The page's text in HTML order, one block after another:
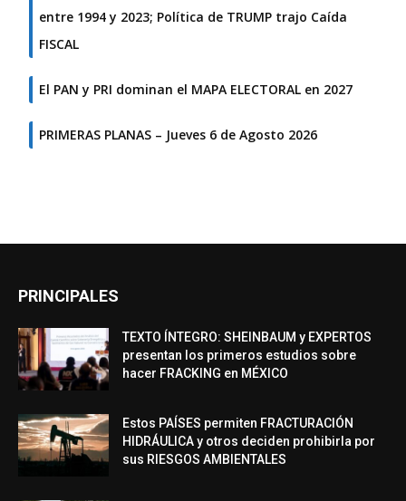
entre 1994 y 2023; Política de TRUMP trajo Caída
FISCAL
El PAN y PRI dominan el MAPA ELECTORAL en 2027
PRIMERAS PLANAS – Jueves 6 de Agosto 2026
PRINCIPALES
TEXTO ÍNTEGRO: SHEINBAUM y EXPERTOS
presentan los primeros estudios sobre
hacer FRACKING en MÉXICO
Estos PAÍSES permiten FRACTURACIÓN
HIDRÁULICA y otros deciden prohibirla por
sus RIESGOS AMBIENTALES